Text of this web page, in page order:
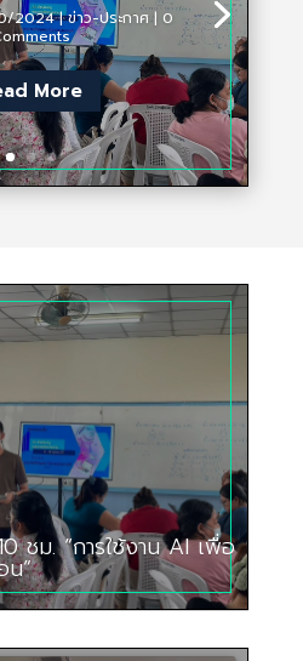
2024|ข่าว-ประกาศ| 0
More
ชม. “การใช้งาน AI เพื่อ
น”